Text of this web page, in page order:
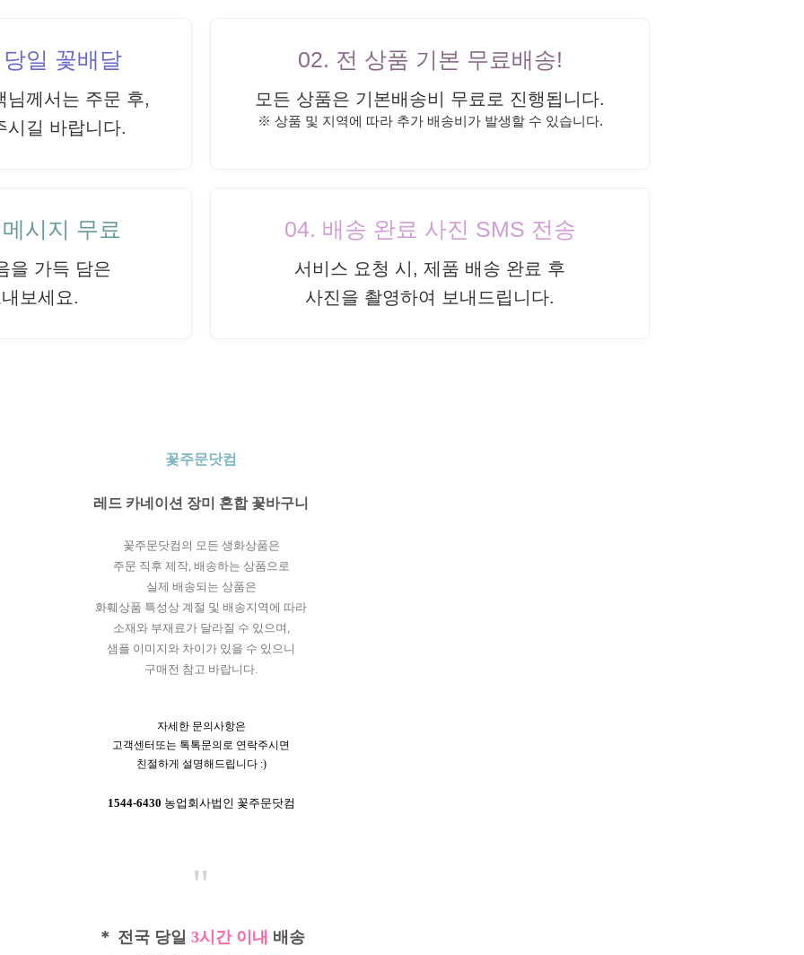
일 꽃배달
님께서는 주문 후,
시길 바랍니다.
02. 전 상품 기본 무료배송!
모든 상품은 기본배송비 무료로 진행됩니다.
※ 상품 및 지역에 따라 추가 배송비가 발생할 수 있습니다.
시지 무료
을 가득 담은
보세요.
04. 배송 완료 사진 SMS 전송
서비스 요청 시, 제품 배송 완료 후
사진을 촬영하여 보내드립니다.
꽃주문닷컴
레드 카네이션 장미 혼합 꽃바구니
꽃주문닷컴의 모든 생화상품은
주문 직후 제작, 배송하는 상품으로
실제 배송되는 상품은
화훼상품 특성상 계절 및 배송지역에 따라
소재와 부재료가 달라질 수 있으며,
샘플 이미지와 차이가 있을 수 있으니
구매전 참고 바랍니다.
자세한 문의사항은
고객센터또는 톡톡문의로 연락주시면
친절하게 설명해드립니다 :)
1544-6430 농업회사법인 꽃주문닷컴
"
＊ 전국 당일 3시간 이내 배송